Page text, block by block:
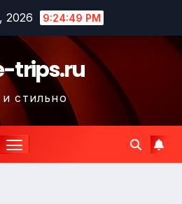
2026 9:24:50 PM
trips.ru
и стильно